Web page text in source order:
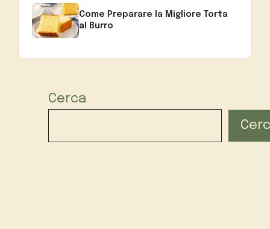
Come Preparare la Migliore Torta
al Burro
Cerca